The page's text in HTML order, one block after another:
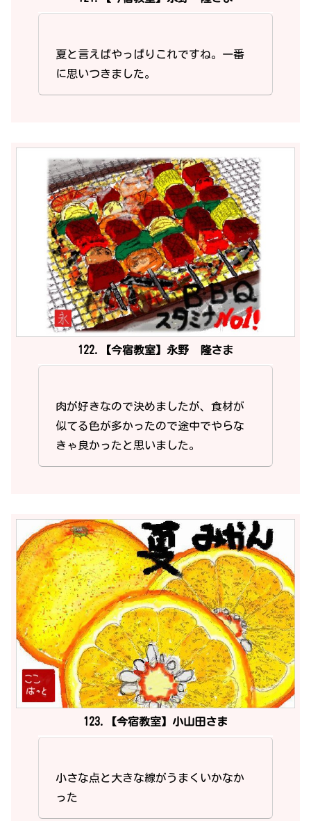
夏と言えばやっぱりこれですね。一番
に思いつきました。
122.【今宿教室】永野 隆さま
肉が好きなので決めましたが、食材が
似てる色が多かったので途中でやらな
きゃ良かったと思いました。
123.【今宿教室】小山田さま
小さな点と大きな線がうまくいかなか
った